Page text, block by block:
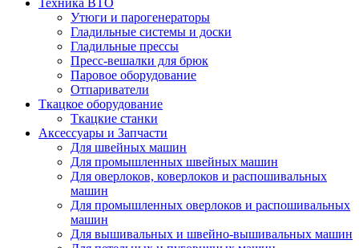
Техника ВТО
Утюги и парогенераторы
Гладильные системы и доски
Гладильные прессы
Пресс-вешалки для брюк
Паровое оборудование
Отпариватели
Ткацкое оборудование
Ткацкие станки
Аксессуары и Запчасти
Для швейных машин
Для промышленных швейных машин
Для оверлоков, коверлоков и распошивальных
машин
Для промышленных оверлоков и распошивальных
машин
Для вышивальных и швейно-вышивальных машин